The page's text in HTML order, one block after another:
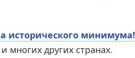
исторического минимума!
многих других странах.